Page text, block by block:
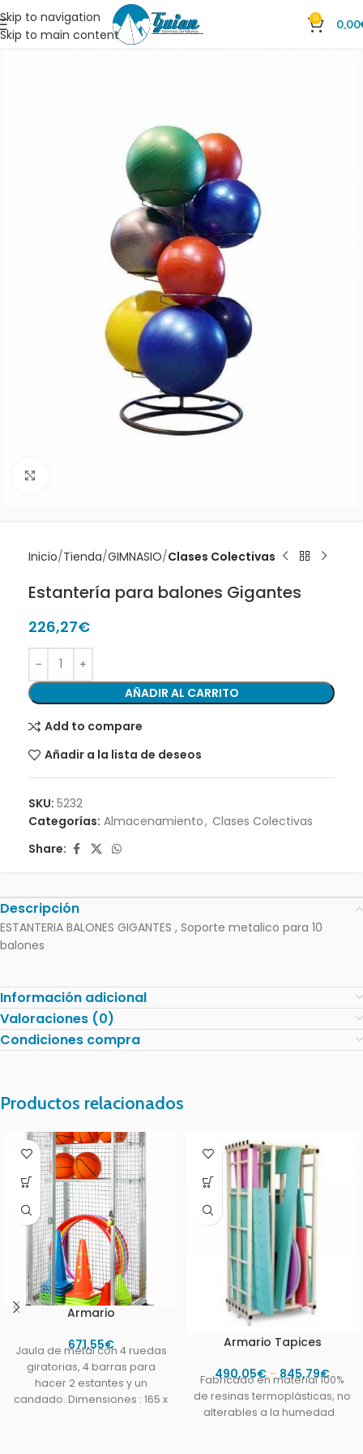
Skip to navigation
Skip to main content
0 0,00
Inicio Tienda GIMNASIO Clases Colectivas
Estantería para balones Gigantes
226,27€
AÑADIR AL CARRITO
Add to compare
Añadir a la lista de deseos
SKU: 5232
Categorías: Almacenamiento, Clases Colectivas
Share:
Descripción
ESTANTERIA BALONES GIGANTES , Soporte metalico para 10
balones
Información adicional
Valoraciones (0)
Condiciones compra
Productos relacionados
Armario
671,55€
Jaula de metal con 4 ruedas
giratorias, 4 barras para
hacer 2 estantes y un
candado. Dimensiones : 165 x
Armario Tapices
490,05€ - 845,79€
Fabricado en material 100%
de resinas termoplásticas, no
alterables a la humedad.